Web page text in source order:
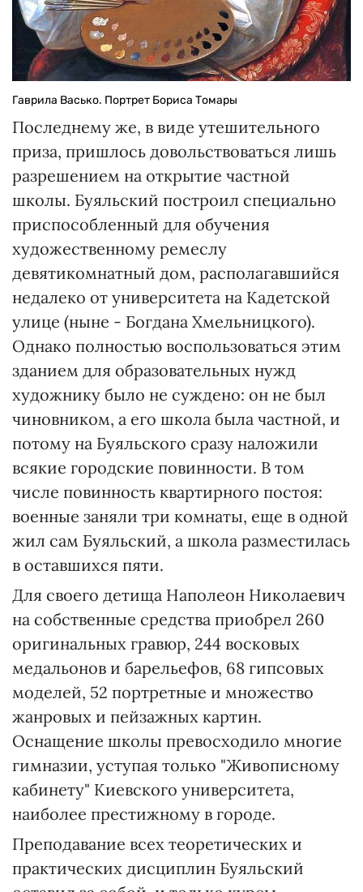
Гаврила Васько. Портрет Бориса Томары
Последнему же, в виде утешительного
приза, пришлось довольствоваться лишь
разрешением на открытие частной
школы. Буяльский построил специально
приспособленный для обучения
художественному ремеслу
девятикомнатный дом, располагавшийся
недалеко от университета на Кадетской
улице (ныне - Богдана Хмельницкого).
Однако полностью воспользоваться этим
зданием для образовательных нужд
художнику было не суждено: он не был
чиновником, а его школа была частной, и
потому на Буяльского сразу наложили
всякие городские повинности. В том
числе повинность квартирного постоя:
военные заняли три комнаты, еще в одной
жил сам Буяльский, а школа разместилась
в оставшихся пяти.
Для своего детища Наполеон Николаевич
на собственные средства приобрел 260
оригинальных гравюр, 244 восковых
медальонов и барельефов, 68 гипсовых
моделей, 52 портретные и множество
жанровых и пейзажных картин.
Оснащение школы превосходило многие
гимназии, уступая только "Живописному
кабинету" Киевского университета,
наиболее престижному в городе.
Преподавание всех теоретических и
практических дисциплин Буяльский